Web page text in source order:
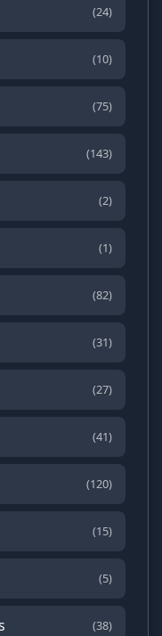
(24)
(10)
(75)
(143)
(2)
(1)
(82)
(31)
(27)
(41)
(120)
(15)
(5)
(38)